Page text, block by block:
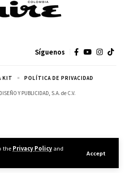
the Privacy Policyand
Accept
Síguenos
Y PUBLICIDAD, S.A. de C.V.
KIT POLÍTICA DE PRIVACIDAD